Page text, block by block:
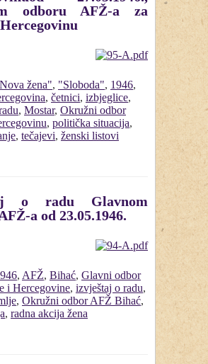
odboru AFŽ-a za
žena", "Sloboda", 1946,
, četnici, izbjeglice,
, Mostar, Okružni odbor
, politička situacija,
, tečajevi, ženski listovi
o radu Glavnom
a od 23.05.1946.
, AFŽ, Bihać, Glavni odbor
i Hercegovine, izvještaj o radu,
, Okružni odbor AFŽ Bihać,
, radna akcija žena